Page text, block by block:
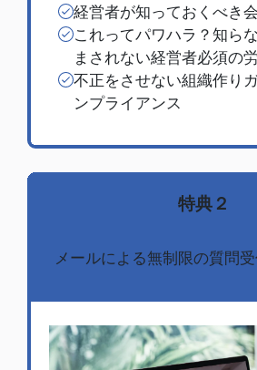
経営者が知っておくべき
これってパワハラ？知ら
まされない経営者必須の
不正をさせない組織作り
ンプライアンス
特典２
メールによる無制限の質問